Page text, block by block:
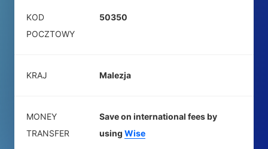
KOD
POCZTOWY
50350
KRAJ Malezja
MONEY
TRANSFER
Save on international fees by
using Wise